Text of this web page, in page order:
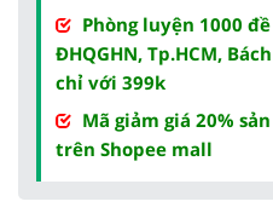
Phòng luyện 1000
ĐHQGHN, Tp.HCM,
chỉ với 399k
Mã giảm giá 20%
trên Shopee mall